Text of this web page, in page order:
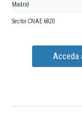
Madrid
Sector CNAE 6820
Acceda